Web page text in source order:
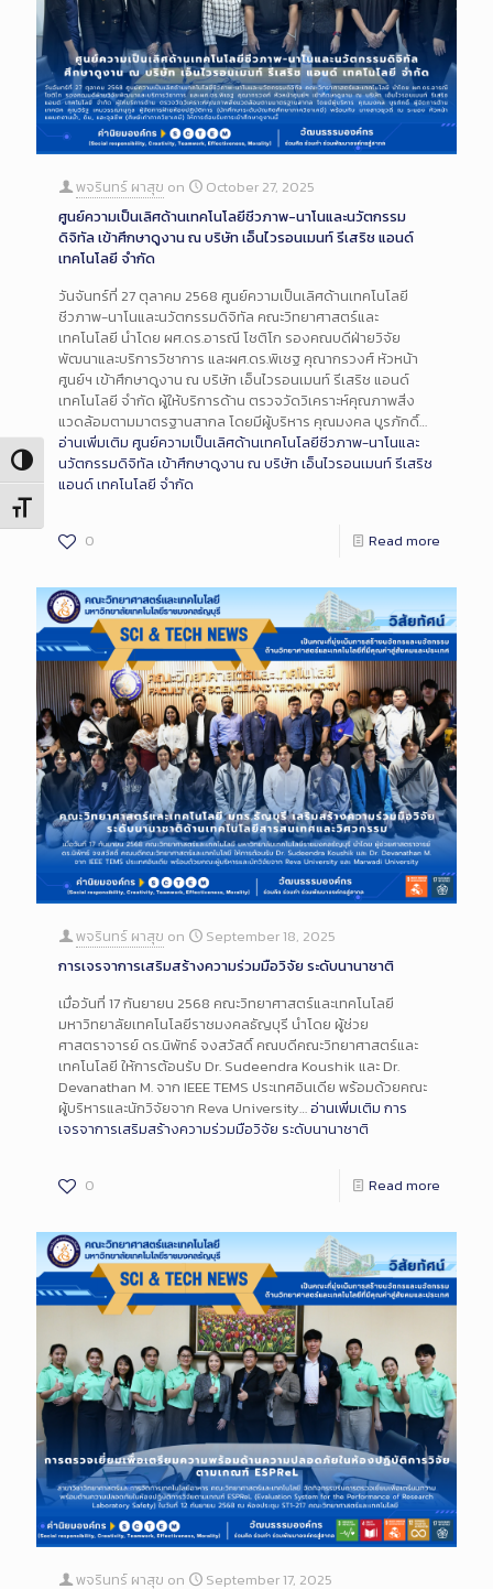
Toggle High Contrast
Toggle Font size
พจรินทร์ ผาสุข on
October 27, 2025
ศูนย์ความเป็นเลิศด้านเทคโนโลยีชีวภาพ-นาโนและนวัตกรรม
ดิจิทัล เข้าศึกษาดูงาน ณ บริษัท เอ็นไวรอนเมนท์ รีเสริช แอนด์
เทคโนโลยี จำกัด
วันจันทร์ที่ 27 ตุลาคม 2568 ศูนย์ความเป็นเลิศด้านเทคโนโลยี
ชีวภาพ-นาโนและนวัตกรรมดิจิทัล คณะวิทยาศาสตร์และ
เทคโนโลยี นำโดย ผศ.ดร.อารณี โชติโก รองคณบดีฝ่ายวิจัย
พัฒนาและบริการวิชาการ และผศ.ดร.พิเชฐ คุณากรวงศ์ หัวหน้า
ศูนย์ฯ เข้าศึกษาดูงาน ณ บริษัท เอ็นไวรอนเมนท์ รีเสริช แอนด์
เทคโนโลยี จำกัด ผู้ให้บริการด้าน ตรวจวัดวิเคราะห์คุณภาพสิ่ง
แวดล้อมตามมาตรฐานสากล โดยมีผู้บริหาร คุณมงคล บูรภักดิ์…
อ่านเพิ่มเติม ศูนย์ความเป็นเลิศด้านเทคโนโลยีชีวภาพ-นาโนและ
นวัตกรรมดิจิทัล เข้าศึกษาดูงาน ณ บริษัท เอ็นไวรอนเมนท์ รีเสริช
แอนด์ เทคโนโลยี จำกัด
0 Read more
พจรินทร์ ผาสุข on
September 18, 2025
การเจรจาการเสริมสร้างความร่วมมือวิจัย ระดับนานาชาติ
เมื่อวันที่ 17 กันยายน 2568 คณะวิทยาศาสตร์และเทคโนโลยี
มหาวิทยาลัยเทคโนโลยีราชมงคลธัญบุรี นำโดย ผู้ช่วย
ศาสตราจารย์ ดร.นิพัทธ์ จงสวัสดิ์ คณบดีคณะวิทยาศาสตร์และ
เทคโนโลยี ให้การต้อนรับ Dr. Sudeendra Koushik และ Dr.
Devanathan M. จาก IEEE TEMS ประเทศอินเดีย พร้อมด้วยคณะ
ผู้บริหารและนักวิจัยจาก Reva University…อ่านเพิ่มเติม การ
เจรจาการเสริมสร้างความร่วมมือวิจัย ระดับนานาชาติ
0 Read more
พจรินทร์ ผาสุข on
September 17, 2025